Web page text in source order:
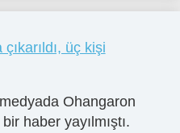
üç kişi
Ohangaron
haber yayılmıştı.